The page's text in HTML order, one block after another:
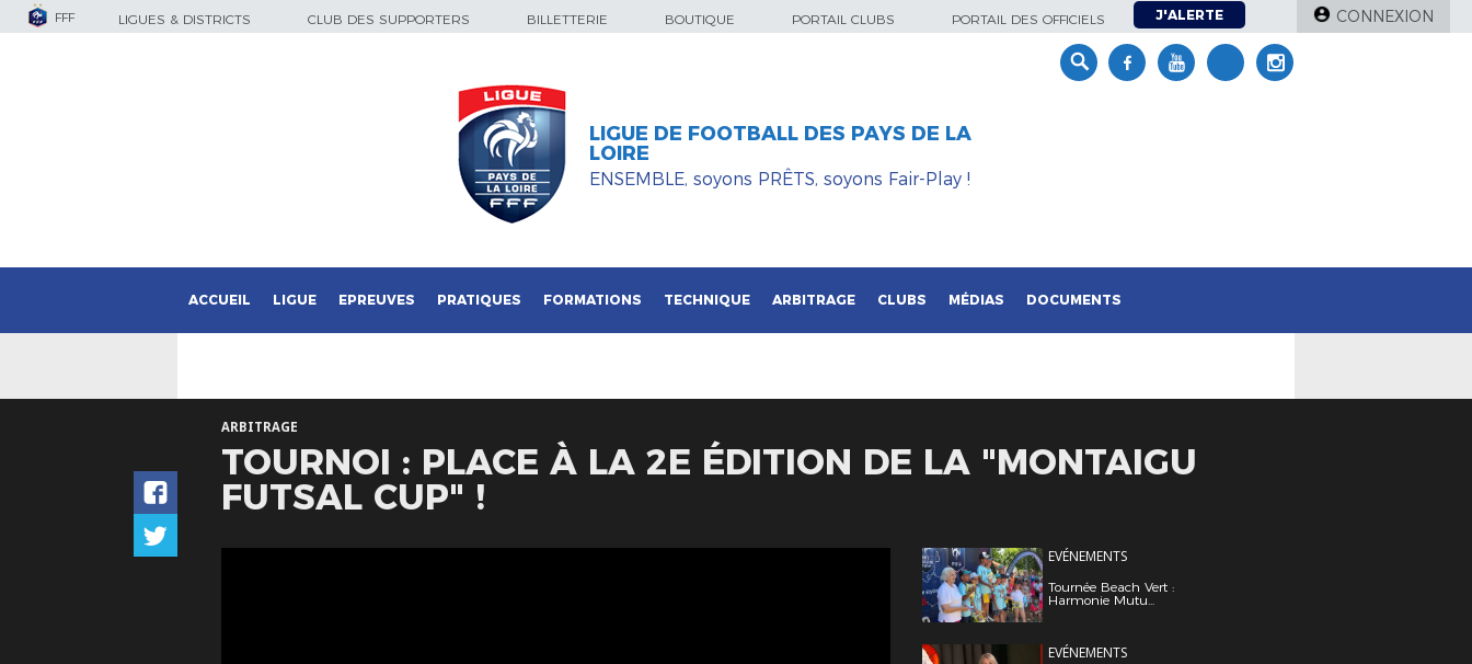
FFF LIGUES & DISTRICTS CLUB DES SUPPORTERS BILLETTERIE BOUTIQUE PORTAIL CLUBS PORTAIL DES OFFICIELS J'ALERTE CONNEXION
LIGUE DE FOOTBALL DES PAYS DE LA
LOIRE
ENSEMBLE, soyons PRÊTS, soyons Fair-Play !
ACCUEIL LIGUE EPREUVES PRATIQUES FORMATIONS TECHNIQUE ARBITRAGE CLUBS MÉDIAS DOCUMENTS
ARBITRAGE
TOURNOI : PLACE À LA 2E ÉDITION DE LA "MONTAIGU
FUTSAL CUP" !
EVÉNEMENTS
Tournée Beach Vert :
Harmonie Mutu...
EVÉNEMENTS